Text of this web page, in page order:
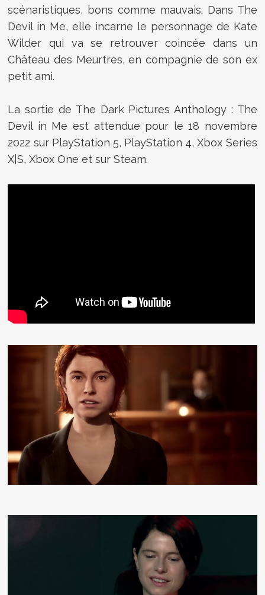
scénaristiques, bons comme mauvais. Dans The
Devil in Me, elle incarne le personnage de Kate
Wilder qui va se retrouver coincée dans un
Château des Meurtres, en compagnie de son ex
petit ami.
La sortie de The Dark Pictures Anthology : The
Devil in Me est attendue pour le 18 novembre
2022 sur PlayStation 5, PlayStation 4, Xbox Series
X|S, Xbox One et sur Steam.